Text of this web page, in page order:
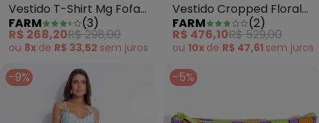
Vestido T-Shirt Mg Fofa
Nikita Preto
FARM (3)
R$ 268,20R$ 298,00
ou 8x de R$ 33,52 sem juros
Vestido Cropped Floral
Lola Rosa
FARM (2)
R$ 476,10R$ 529,00
ou 10x de R$ 47,61 sem juros
-9% -5%